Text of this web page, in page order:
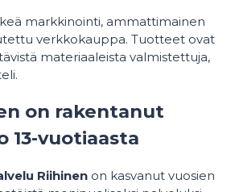
markkinointi, ammattimainen
verkkokauppa. Tuotteet ovat
materiaaleista valmistettuja,
on rakentanut
13-vuotiaasta
Riihinen on kasvanut vuosien